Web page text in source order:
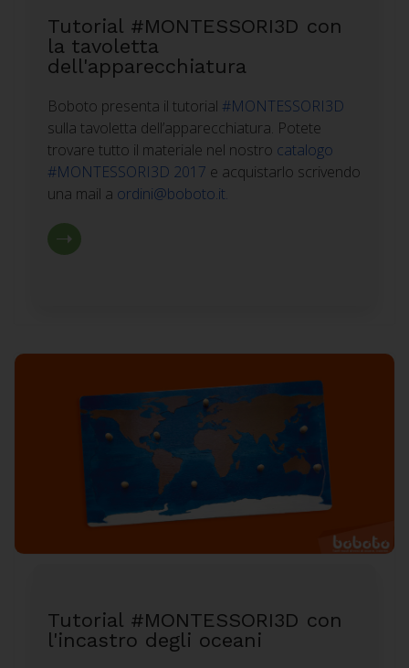
Tutorial #MONTESSORI3D con
la tavoletta
dell'apparecchiatura
Boboto presenta il tutorial #MONTESSORI3D
sulla tavoletta dell’apparecchiatura. Potete
trovare tutto il materiale nel nostro catalogo
#MONTESSORI3D 2017 e acquistarlo scrivendo
una mail a ordini@boboto.it.
Tutorial #MONTESSORI3D con
l'incastro degli oceani